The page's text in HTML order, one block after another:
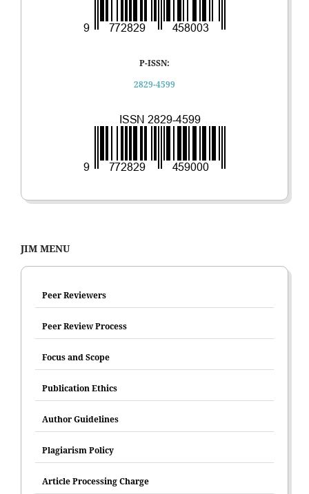
P-ISSN:
2829-4599
JIM MENU
Peer Reviewers
Peer Review Process
Focus and Scope
Publication Ethics
Author Guidelines
Plagiarism Policy
Article Processing Charge